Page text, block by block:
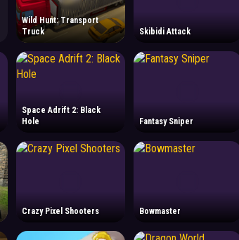
Wild Hunt: Transport
Truck
Skibidi Attack
Space Adrift 2: Black
Hole
Fantasy Sniper
Crazy Pixel Shooters Bowmaster